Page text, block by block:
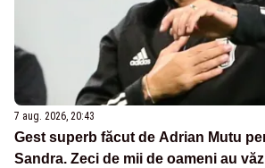
7 aug. 2026, 20:43
Gest superb făcut de Adrian Mutu
Sandra. Zeci de mii de oameni au